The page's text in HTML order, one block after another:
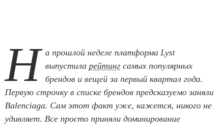
Н а прошлой неделе платформа Lyst
выпустила рейтинг самых популярных
брендов и вещей за первый квартал года.
Первую строчку в списке брендов предсказуемо заняли
Balenciaga. Сам этот факт уже, кажется, никого не
удивляет. Все просто приняли доминирование